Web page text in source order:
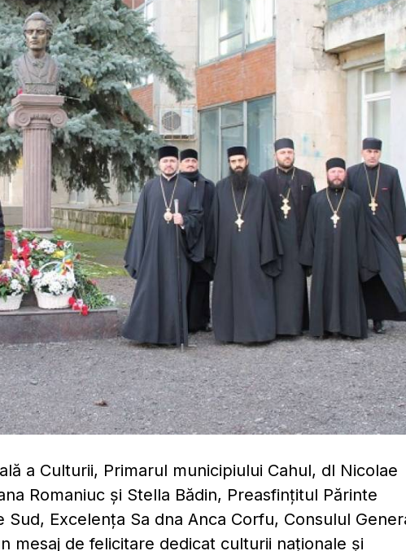
a Culturii, Primarul municipiului Cahul, dl Nicolae
Romaniuc și Stella Bădin, Preasfințitul Părinte
Sud, Excelența Sa dna Anca Corfu, Consulul
mesaj de felicitare dedicat culturii naționale și